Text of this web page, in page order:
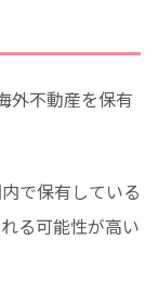
外不動産を保有
で保有している
る可能性が高い